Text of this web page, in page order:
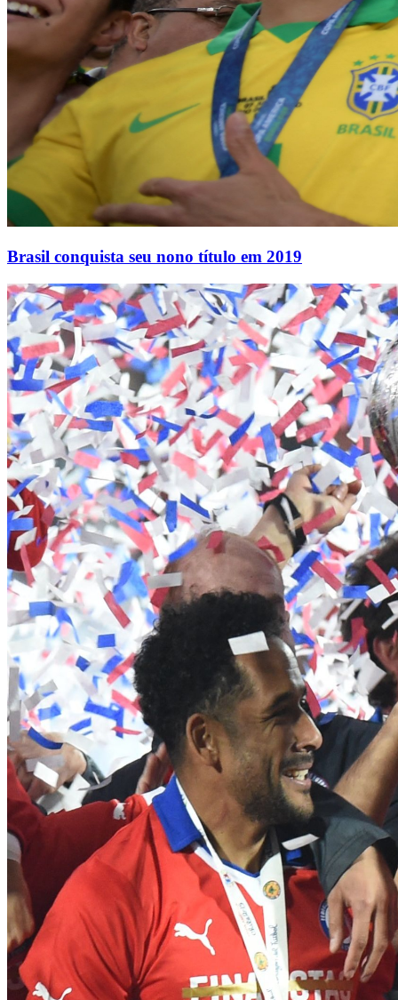
Brasil conquista seu nono título em 2019